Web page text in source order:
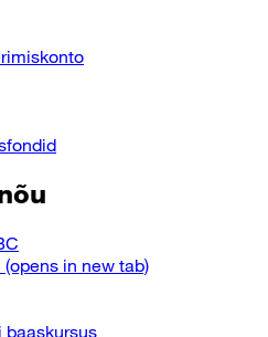
(opens in new tab)
baaskursus